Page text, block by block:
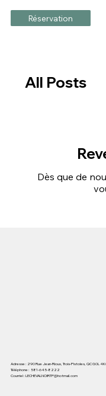
Réservation
All Posts
Dès que de
Adresse : 290 Rue Jean-Rioux, Trois-Pistoles, QC G0L
Téléphone : 581-645-8222
Courriel : LECHEVALNOIRTP@hotmail.com